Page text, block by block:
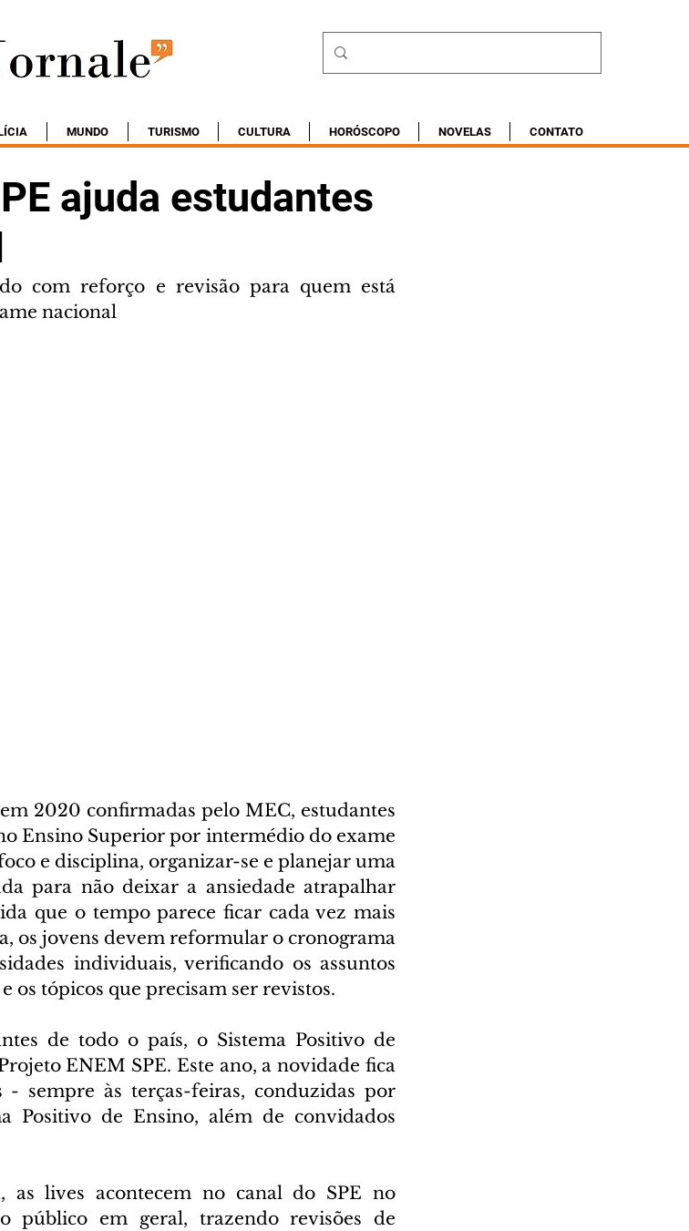
MUNDO TURISMO CULTURA HORÓSCOPO NOVELAS CONTATO
ajuda estudantes
com reforço e revisão para quem está
nacional
2020 confirmadas pelo MEC, estudantes
Ensino Superior por intermédio do exame
e disciplina, organizar-se e planejar uma
para não deixar a ansiedade atrapalhar
que o tempo parece ficar cada vez mais
os jovens devem reformular o cronograma
individuais, verificando os assuntos
os tópicos que precisam ser revistos.
de todo o país, o Sistema Positivo de
ENEM SPE. Este ano, a novidade fica
sempre às terças-feiras, conduzidas por
Positivo de Ensino, além de convidados
as lives acontecem no canal do SPE no
público em geral, trazendo revisões de